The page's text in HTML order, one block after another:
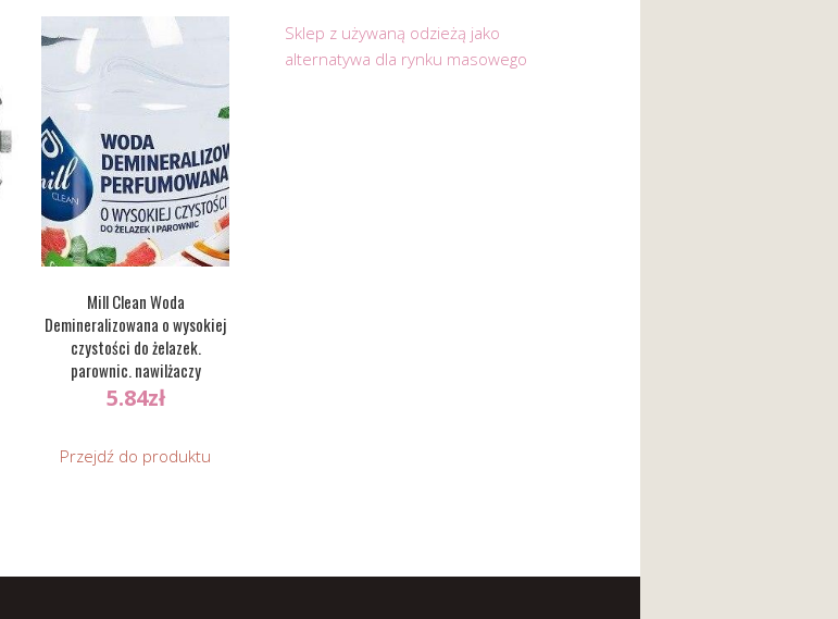
Mill Clean Woda
Demineralizowana o wysokiej
czystości do żelazek.
parownic. nawilżaczy
powietrza Grapefruit 1.22l
5.84zł
Przejdź do produktu
Sklep z używaną odzieżą jako
alternatywa dla rynku masowego